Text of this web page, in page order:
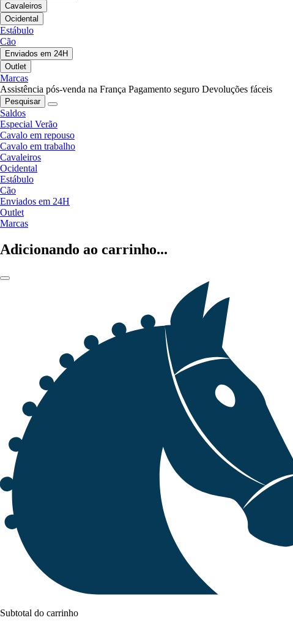
Cavaleiros
Ocidental
Estábulo
Cão
Enviados em 24H
Outlet
Marcas
Assistência pós-venda na França Pagamento seguro Devoluções fáceis
Pesquisar
Saldos
Especial Verão
Cavalo em repouso
Cavalo em trabalho
Cavaleiros
Ocidental
Estábulo
Cão
Enviados em 24H
Outlet
Marcas
Adicionando ao carrinho...
Subtotal do carrinho